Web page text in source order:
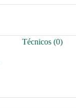
Técnicos (0)